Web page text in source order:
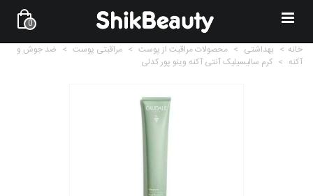
0
خانه > بهداشتی > محصولات مراقبت از پوست > مراقبتی پوست > ضد جوش و
آکنه > کرم سالیسیلیک آنتی آکنه وینو پور کدلی